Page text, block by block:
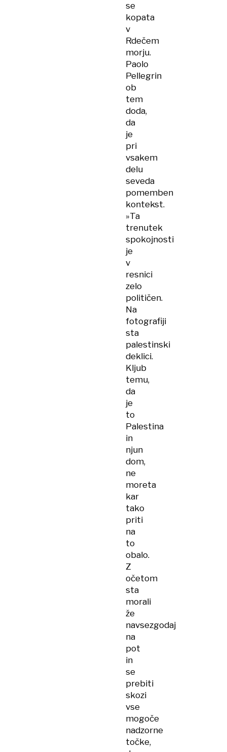
se
kopata
v
Rdečem
morju.
Paolo
Pellegrin
ob
tem
doda,
da
je
pri
vsakem
delu
seveda
pomemben
kontekst.
»Ta
trenutek
spokojnosti
je
v
resnici
zelo
političen.
Na
fotografiji
sta
palestinski
deklici.
Kljub
temu,
da
je
to
Palestina
in
njun
dom,
ne
moreta
kar
tako
priti
na
to
obalo.
Z
očetom
sta
morali
že
navsezgodaj
na
pot
in
se
prebiti
skozi
vse
mogoče
nadzorne
točke,